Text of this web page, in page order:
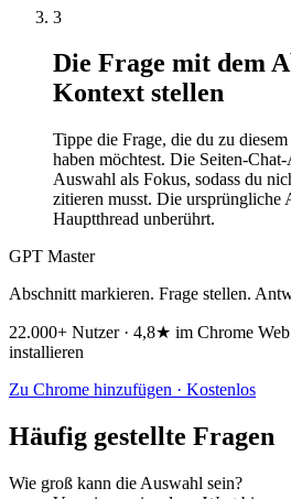
3
Die Frage mit dem
Kontext stellen
Tippe die Frage, die du zu
haben möchtest. Die Seiten-
Auswahl als Fokus, sodass du
zitieren musst. Die ursprüngliche
Hauptthread unberührt.
GPT Master
Abschnitt markieren. Frage stellen.
22.000+ Nutzer · 4,8★ im Chrome
installieren
Zu Chrome hinzufügen · Kostenlos
Häufig gestellte Fragen
Wie groß kann die Auswahl sein?